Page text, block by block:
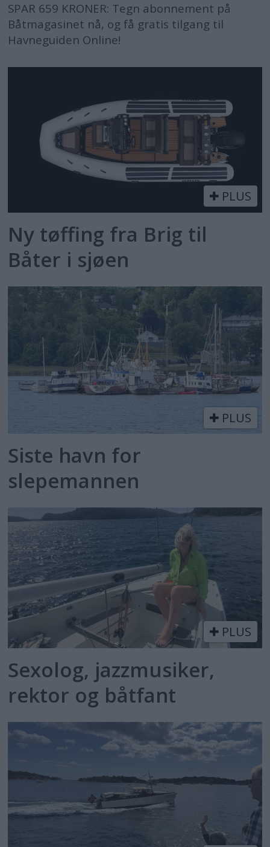
SPAR 659 KRONER: Tegn abonnement på
Båtmagasinet nå, og få gratis tilgang til
Havneguiden Online!
PLUS
Ny tøffing fra Brig til
Båter i sjøen
PLUS
Siste havn for
slepemannen
PLUS
Sexolog, jazzmusiker,
rektor og båtfant